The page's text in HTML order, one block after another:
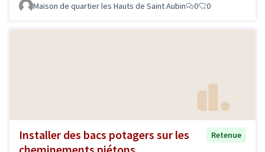
Maison de quartier les Hauts de Saint Aubin 0 0
Installer des bacs potagers sur les
Retenue